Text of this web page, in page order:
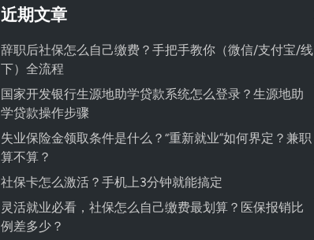
近期文章
辞职后社保怎么自己缴费？手把手教你（微信/支付宝/线
下）全流程
国家开发银行生源地助学贷款系统怎么登录？生源地助
学贷款操作步骤
失业保险金领取条件是什么？“重新就业”如何界定？兼职
算不算？
社保卡怎么激活？手机上3分钟就能搞定
灵活就业必看，社保怎么自己缴费最划算？医保报销比
例差多少？